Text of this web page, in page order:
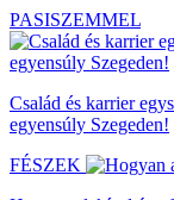
PASISZEMMEL
Család és karrier
egyensúly Szegeden!
FÉSZEK